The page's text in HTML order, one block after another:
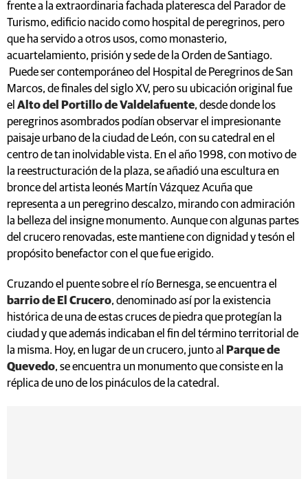
frente a la extraordinaria fachada plateresca del Parador de
Turismo, edificio nacido como hospital de peregrinos, pero
que ha servido a otros usos, como monasterio,
acuartelamiento, prisión y sede de la Orden de Santiago.
Puede ser contemporáneo del Hospital de Peregrinos de San
Marcos, de finales del siglo XV, pero su ubicación original fue
el Alto del Portillo de Valdelafuente, desde donde los
peregrinos asombrados podían observar el impresionante
paisaje urbano de la ciudad de León, con su catedral en el
centro de tan inolvidable vista. En el año 1998, con motivo de
la reestructuración de la plaza, se añadió una escultura en
bronce del artista leonés Martín Vázquez Acuña que
representa a un peregrino descalzo, mirando con admiración
la belleza del insigne monumento. Aunque con algunas partes
del crucero renovadas, este mantiene con dignidad y tesón el
propósito benefactor con el que fue erigido.
Cruzando el puente sobre el río Bernesga, se encuentra el
barrio de El Crucero, denominado así por la existencia
histórica de una de estas cruces de piedra que protegían la
ciudad y que además indicaban el fin del término territorial de
la misma. Hoy, en lugar de un crucero, junto al
Parque de
Quevedo, se encuentra un monumento que consiste en la
réplica de uno de los pináculos de la catedral.